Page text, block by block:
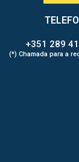
+351 289
(*) Chamada para a